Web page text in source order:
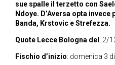
sue spalle il terzetto con
Ndoye. D’Aversa opta
Banda, Krstovic e Strefezza.
Quote Lecce Bologna del : 2/
Fischio d’inizio: domenica 3